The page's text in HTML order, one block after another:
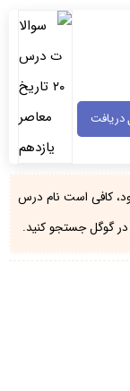
دریافت
کافی است نام درس
در گوگل جستجو کنید.